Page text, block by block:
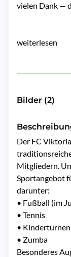
vielen Dank —
weiterlesen
Bilder (2)
Der FC
Mitgliedern.
Sportangebot
darunter:
•	Fußball (im Jugend- und Seniorenbereich)
•	Tennis
•	Kinderturnen
•	Zumba
Besonderes